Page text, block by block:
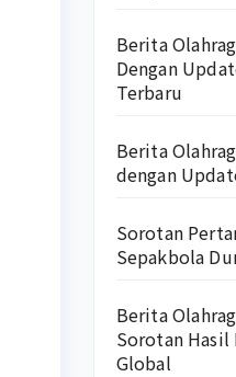
Berita
Dengan
Terbaru
Berita
dengan
Sorotan
Sepakbola
Berita
Sorotan Hasil
Global